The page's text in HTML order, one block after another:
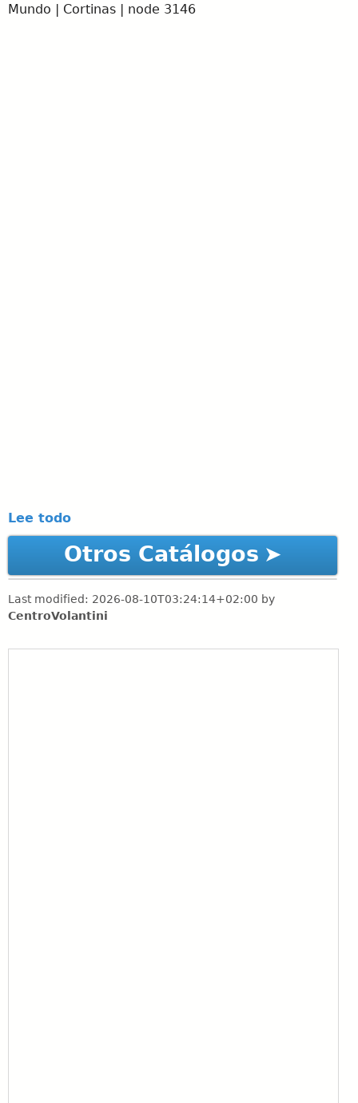
Mundo | Cortinas | node 3146
Lee todo
Otros Catálogos
Last modified: 2026-08-10T03:24:14+02:00 by
CentroVolantini